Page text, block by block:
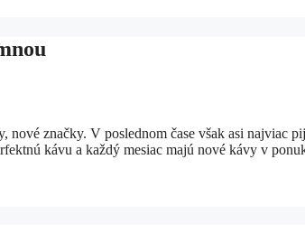
značky. V poslednom čase však asi najviac
kávu a každý mesiac majú nové kávy v